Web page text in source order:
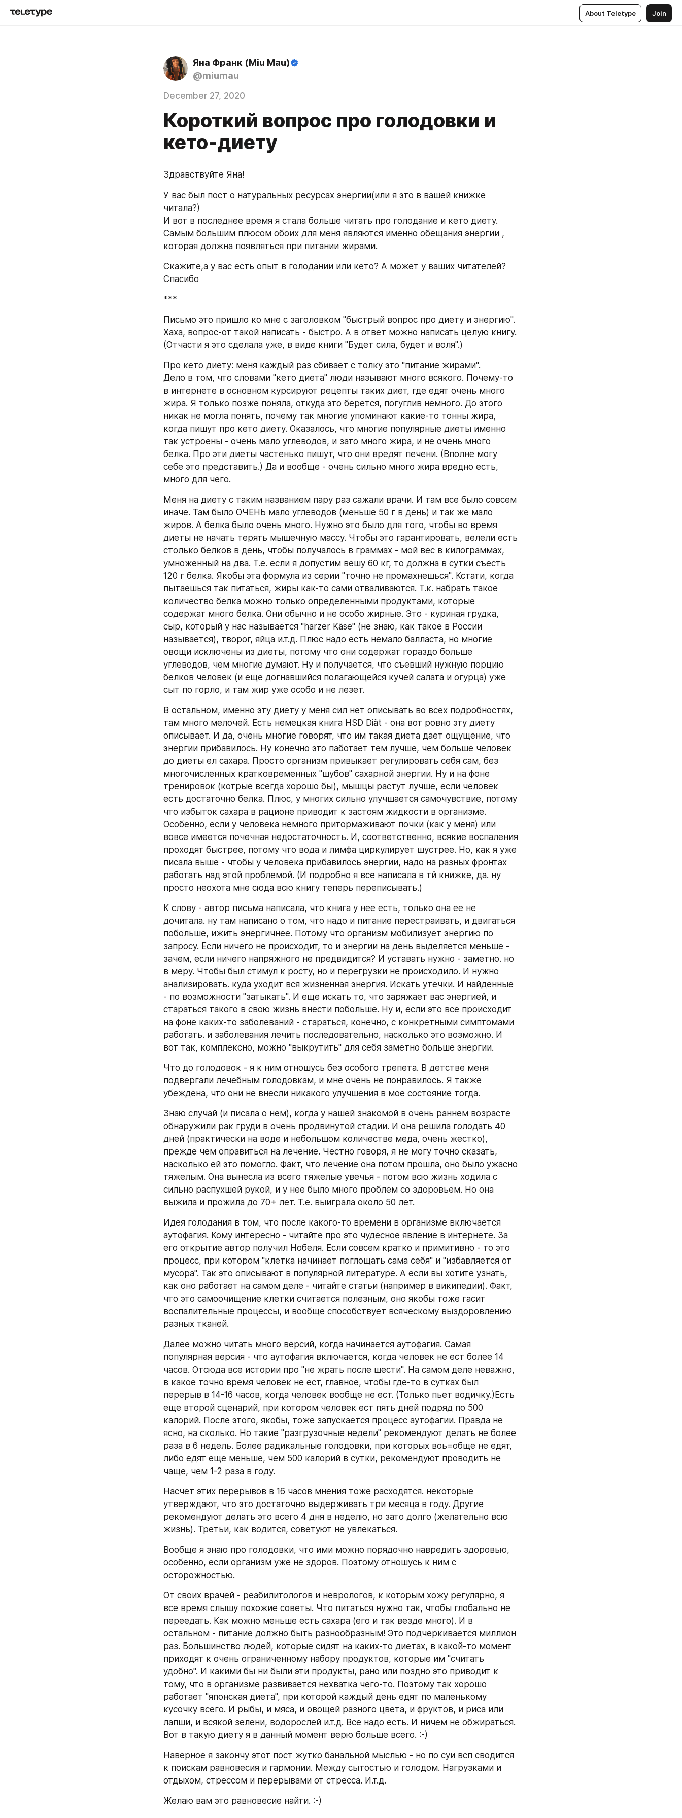
About Teletype Join
Яна Франк (Miu Mau)
@miumau
December 27, 2020
Короткий вопрос про голодовки и
кето-диету
Здравствуйте Яна!
У вас был пост о натуральных ресурсах энергии(или я это в вашей книжке
читала?)
И вот в последнее время я стала больше читать про голодание и кето диету.
Самым большим плюсом обоих для меня являются именно обещания энергии ,
которая должна появляться при питании жирами.
Скажите,а у вас есть опыт в голодании или кето? А может у ваших читателей?
Спасибо
***
Письмо это пришло ко мне с заголовком "быстрый вопрос про диету и энергию".
Хаха, вопрос-от такой написать - быстро. А в ответ можно написать целую книгу.
(Отчасти я это сделала уже, в виде книги "Будет сила, будет и воля".)
Про кето диету: меня каждый раз сбивает с толку это "питание жирами".
Дело в том, что словами "кето диета" люди называют много всякого. Почему-то
в интернете в основном курсируют рецепты таких диет, где едят очень много
жира. Я только позже поняла, откуда это берется, погуглив немного. До этого
никак не могла понять, почему так многие упоминают какие-то тонны жира,
когда пишут про кето диету. Оказалось, что многие популярные диеты именно
так устроены - очень мало углеводов, и зато много жира, и не очень много
белка. Про эти диеты частенько пишут, что они вредят печени. (Вполне могу
себе это представить.) Да и вообще - очень сильно много жира вредно есть,
много для чего.
Меня на диету с таким названием пару раз сажали врачи. И там все было совсем
иначе. Там было ОЧЕНЬ мало углеводов (меньше 50 г в день) и так же мало
жиров. А белка было очень много. Нужно это было для того, чтобы во время
диеты не начать терять мышечную массу. Чтобы это гарантировать, велели есть
столько белков в день, чтобы получалось в граммах - мой вес в килограммах,
умноженный на два. Т.е. если я допустим вешу 60 кг, то должна в сутки съесть
120 г белка. Якобы эта формула из серии "точно не промахнешься". Кстати, когда
пытаешься так питаться, жиры как-то сами отваливаются. Т.к. набрать такое
количество белка можно только определенными продуктами, которые
содержат много белка. Они обычно и не особо жирные. Это - куриная грудка,
сыр, который у нас называется "harzer Käse" (не знаю, как такое в России
называется), творог, яйца и.т.д. Плюс надо есть немало балласта, но многие
овощи исключены из диеты, потому что они содержат гораздо больше
углеводов, чем многие думают. Ну и получается, что съевший нужную порцию
белков человек (и еще догнавшийся полагающейся кучей салата и огурца) уже
сыт по горло, и там жир уже особо и не лезет.
В остальном, именно эту диету у меня сил нет описывать во всех подробностях,
там много мелочей. Есть немецкая книга HSD Diät - она вот ровно эту диету
описывает. И да, очень многие говорят, что им такая диета дает ощущение, что
энергии прибавилось. Ну конечно это паботает тем лучше, чем больше человек
до диеты ел сахара. Просто организм привыкает регулировать себя сам, без
многочисленных кратковременных "шубов" сахарной энергии. Ну и на фоне
тренировок (котрые всегда хорошо бы), мышцы растут лучше, если человек
есть достаточно белка. Плюс, у многих сильно улучшается самочувствие, потому
что избыток сахара в рационе приводит к застоям жидкости в организме.
Особенно, если у человека немного притормаживают почки (как у меня) или
вовсе имеется почечная недостаточность. И, соответственно, всякие воспаления
проходят быстрее, потому что вода и лимфа циркулирует шустрее. Но, как я уже
писала выше - чтобы у человека прибавилось энергии, надо на разных фронтах
работать над этой проблемой. (И подробно я все написала в тй книжке, да. ну
просто неохота мне сюда всю книгу теперь переписывать.)
К слову - автор письма написала, что книга у нее есть, только она ее не
дочитала. ну там написано о том, что надо и питание перестраивать, и двигаться
побольше, ижить энергичнее. Потому что организм мобилизует энергию по
запросу. Если ничего не происходит, то и энергии на день выделяется меньше -
зачем, если ничего напряжного не предвидится? И уставать нужно - заметно. но
в меру. Чтобы был стимул к росту, но и перегрузки не происходило. И нужно
анализировать. куда уходит вся жизненная энергия. Искать утечки. И найденные
- по возможности "затыкать". И еще искать то, что заряжает вас энергией, и
стараться такого в свою жизнь внести побольше. Ну и, если это все происходит
на фоне каких-то заболеваний - стараться, конечно, с конкретными симптомами
работать. и заболевания лечить последовательно, насколько это возможно. И
вот так, комплексно, можно "выкрутить" для себя заметно больше энергии.
Что до голодовок - я к ним отношусь без особого трепета. В детстве меня
подвергали лечебным голодовкам, и мне очень не понравилось. Я также
убеждена, что они не внесли никакого улучшения в мое состояние тогда.
Знаю случай (и писала о нем), когда у нашей знакомой в очень раннем возрасте
обнаружили рак груди в очень продвинутой стадии. И она решила голодать 40
дней (практически на воде и небольшом количестве меда, очень жестко),
прежде чем оправиться на лечение. Честно говоря, я не могу точно сказать,
насколько ей это помогло. Факт, что лечение она потом прошла, оно было ужасно
тяжелым. Она вынесла из всего тяжелые увечья - потом всю жизнь ходила с
сильно распухшей рукой, и у нее было много проблем со здоровьем. Но она
выжила и прожила до 70+ лет. Т.е. выиграла около 50 лет.
Идея голодания в том, что после какого-то времени в организме включается
аутофагия. Кому интересно - читайте про это чудесное явление в интернете. За
его открытие автор получил Нобеля. Если совсем кратко и примитивно - то это
процесс, при котором "клетка начинает поглощать сама себя" и "избавляется от
мусора". Так это описывают в популярной литературе. А если вы хотите узнать,
как оно работает на самом деле - читайте статьи (например в википедии). Факт,
что это самоочищение клетки считается полезным, оно якобы тоже гасит
воспалительные процессы, и вообще способствует всяческому выздоровлению
разных тканей.
Далее можно читать много версий, когда начинается аутофагия. Самая
популярная версия - что аутофагия включается, когда человек не ест более 14
часов. Отсюда все истории про "не жрать после шести". На самом деле неважно,
в какое точно время человек не ест, главное, чтобы где-то в сутках был
перерыв в 14-16 часов, когда человек вообще не ест. (Только пьет водичку.)Есть
еще второй сценарий, при котором человек ест пять дней подряд по 500
калорий. После этого, якобы, тоже запускается процесс аутофагии. Правда не
ясно, на сколько. Но такие "разгрузочные недели" рекомендуют делать не более
раза в 6 недель. Более радикальные голодовки, при которых воь=обще не едят,
либо едят еще меньше, чем 500 калорий в сутки, рекомендуют проводить не
чаще, чем 1-2 раза в году.
Насчет этих перерывов в 16 часов мнения тоже расходятся. некоторые
утверждают, что это достаточно выдерживать три месяца в году. Другие
рекомендуют делать это всего 4 дня в неделю, но зато долго (желательно всю
жизнь). Третьи, как водится, советуют не увлекаться.
Вообще я знаю про голодовки, что ими можно порядочно навредить здоровью,
особенно, если организм уже не здоров. Поэтому отношусь к ним с
осторожностью.
От своих врачей - реабилитологов и неврологов, к которым хожу регулярно, я
все время слышу похожие советы. Что питаться нужно так, чтобы глобально не
переедать. Как можно меньше есть сахара (его и так везде много). И в
остальном - питание должно быть разнообразным! Это подчеркивается миллион
раз. Большинство людей, которые сидят на каких-то диетах, в какой-то момент
приходят к очень ограниченному набору продуктов, которые им "считать
удобно". И какими бы ни были эти продукты, рано или поздно это приводит к
тому, что в организме развивается нехватка чего-то. Поэтому так хорошо
работает "японская диета", при которой каждый день едят по маленькому
кусочку всего. И рыбы, и мяса, и овощей разного цвета, и фруктов, и риса или
лапши, и всякой зелени, водорослей и.т.д. Все надо есть. И ничем не обжираться.
Вот в такую диету я в данный момент верю больше всего. :-)
Наверное я закончу этот пост жутко банальной мыслью - но по суи всп сводится
к поискам равновесия и гармонии. Между сытостью и голодом. Нагрузками и
отдыхом, стрессом и перерывами от стресса. И.т.д.
Желаю вам это равновесие найти. :-)